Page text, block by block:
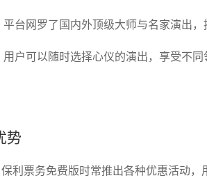
平台网罗了国内外顶级大师与名家演出
用户可以随时选择心仪的演出，享受不
势
保利票务免费版时常推出各种优惠活动